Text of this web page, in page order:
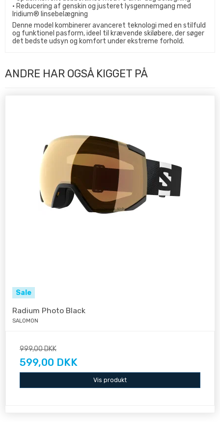
• Reducering af genskin og justeret lysgennemgang med
Iridium® linsebelægning
Denne model kombinerer avanceret teknologi med en stilfuld
og funktionel pasform, ideel til krævende skiløbere, der søger
det bedste udsyn og komfort under ekstreme forhold.
ANDRE HAR OGSÅ KIGGET PÅ
Sale
Radium Photo Black
SALOMON
999,00 DKK
599,00 DKK
Vis produkt